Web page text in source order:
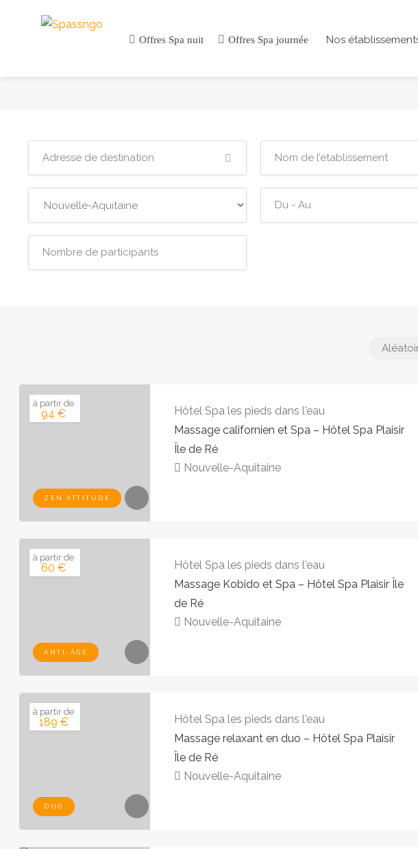
Offres Spa nuit Offres Spa journée Nos
à partir de
94 €
ZEN ATTITUDE
Hôtel Spa les pieds dans l'eau
Massage californien et Spa – Hôtel Spa Plaisir
Île de Ré
Nouvelle-Aquitaine
à partir de
60 €
ANTI-ÂGE
Hôtel Spa les pieds dans l'eau
Massage Kobido et Spa – Hôtel Spa Plaisir Île
de Ré
Nouvelle-Aquitaine
à partir de
189 €
DUO
Hôtel Spa les pieds dans l'eau
Massage relaxant en duo – Hôtel Spa Plaisir
Île de Ré
Nouvelle-Aquitaine